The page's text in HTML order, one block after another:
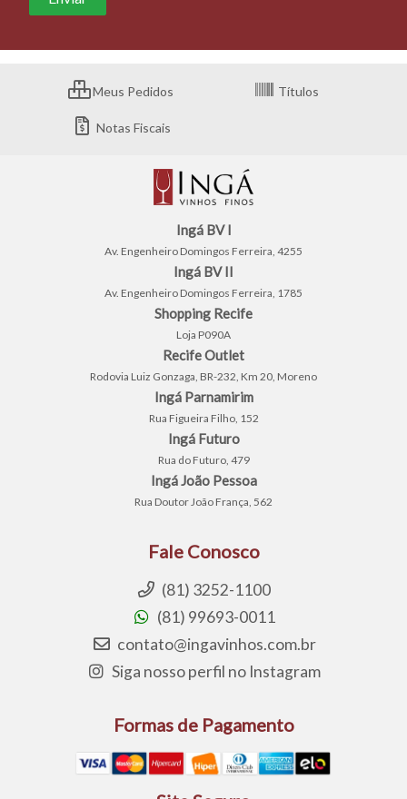
Meus Pedidos Títulos
Notas Fiscais
Ingá BV I
Av. Engenheiro Domingos Ferreira, 4255
Ingá BV II
Av. Engenheiro Domingos Ferreira, 1785
Shopping Recife
Loja P090A
Recife Outlet
Rodovia Luiz Gonzaga, BR-232, Km 20, Moreno
Ingá Parnamirim
Rua Figueira Filho, 152
Ingá Futuro
Rua do Futuro, 479
Ingá João Pessoa
Rua Doutor João França, 562
Fale Conosco
(81) 3252-1100
(81) 99693-0011
contato@ingavinhos.com.br
Siga nosso perfil no Instagram
Formas de Pagamento